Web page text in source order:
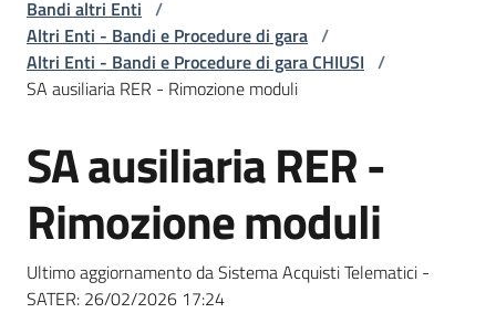
L'Agenzia
Bandi
strumenti
acquisto
Bandi altri Enti /
Altri Enti - Bandi e Procedure di gara /
Altri Enti - Bandi e Procedure di gara CHIUSI /
SA ausiliaria RER - Rimozione moduli
Salta al contenuto
SA ausiliaria RER -
Rimozione moduli
Ultimo aggiornamento da Sistema Acquisti Telematici -
SATER: 26/02/2026 17:24